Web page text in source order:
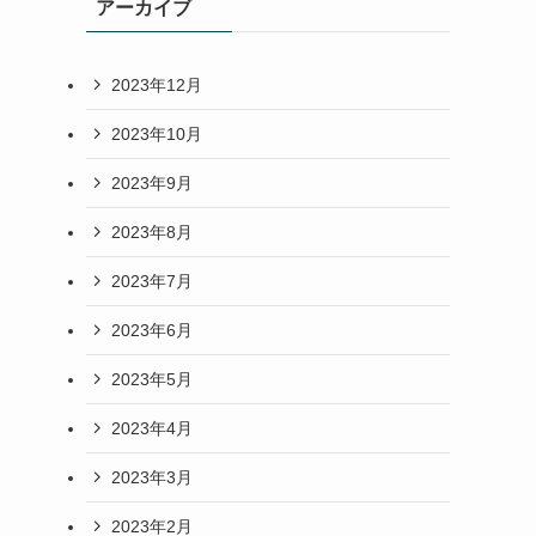
アーカイブ
2023年12月
2023年10月
2023年9月
2023年8月
2023年7月
2023年6月
2023年5月
2023年4月
2023年3月
2023年2月